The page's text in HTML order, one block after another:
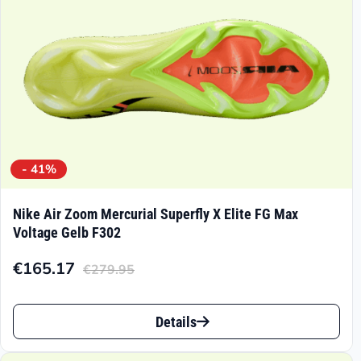
Produktseite
gewählt
werden
- 41%
Nike Air Zoom Mercurial Superfly X Elite FG Max
Voltage Gelb F302
€279.95
Ursprünglicher
Preis
€279.95
€165.17
Aktueller
Preis
€165.17.
Dieses
Produkt
Details